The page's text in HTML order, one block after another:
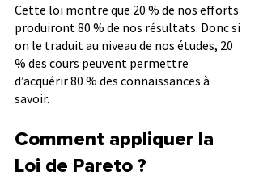
Cette loi montre que 20 % de nos efforts
produiront 80 % de nos résultats. Donc si
on le traduit au niveau de nos études, 20
% des cours peuvent permettre
d’acquérir 80 % des connaissances à
savoir.
Comment appliquer la
Loi de Pareto ?